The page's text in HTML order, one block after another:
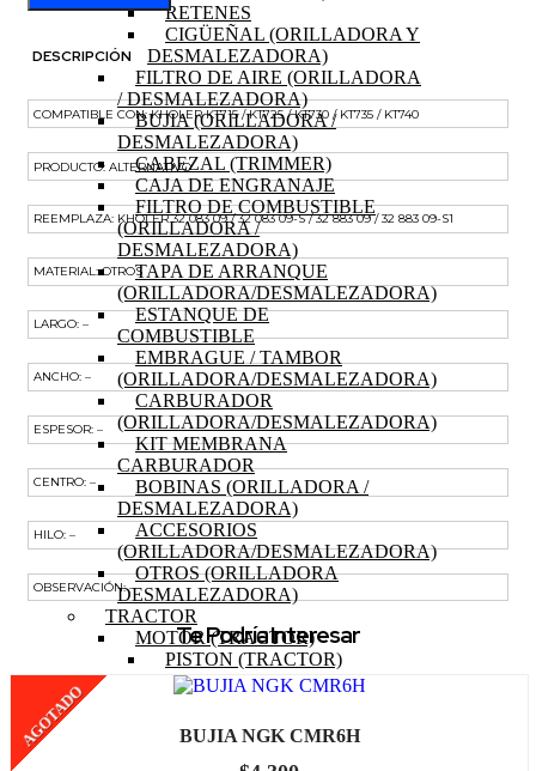
RETENES
CIGÜEÑAL (ORILLADORA Y
DESMALEZADORA)
FILTRO DE AIRE (ORILLADORA
/ DESMALEZADORA)
BUJIA (ORILLADORA /
DESMALEZADORA)
CABEZAL (TRIMMER)
CAJA DE ENGRANAJE
FILTRO DE COMBUSTIBLE
(ORILLADORA /
DESMALEZADORA)
TAPA DE ARRANQUE
(ORILLADORA/DESMALEZADORA)
ESTANQUE DE
COMBUSTIBLE
EMBRAGUE / TAMBOR
(ORILLADORA/DESMALEZADORA)
CARBURADOR
(ORILLADORA/DESMALEZADORA)
KIT MEMBRANA
CARBURADOR
BOBINAS (ORILLADORA /
DESMALEZADORA)
ACCESORIOS
(ORILLADORA/DESMALEZADORA)
OTROS (ORILLADORA
DESMALEZADORA)
TRACTOR
MOTOR (TRACTOR)
PISTON (TRACTOR)
ANILLOS (TRACTOR)
(TRACTOR)
EJE DE LEVAS (TRACTOR)
MOTOR
KT715
DESCRIPCIÓN
COMPATIBLE CON: KHOLER KT715 / KT725 / KT730 / KT735 / KT740
PRODUCTO: ALTERNATIVO
REEMPLAZA: KHOLER 32 083 09 / 32 083 09-S / 32 883 09 / 32 883 09-S1
MATERIAL: OTROS
LARGO: –
ANCHO: –
ESPESOR: –
CENTRO: –
HILO: –
OBSERVACIÓN: –
Te Podría Interesar
BUJIA NGK CMR6H
AGOTADO